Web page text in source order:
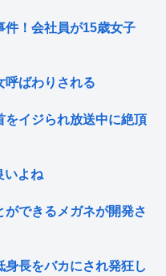
件！会社員が15歳女子
呼ばわりされる
をイジられ放送中に絶頂
いよね
できるメガネが開発さ
長をバカにされ発狂し